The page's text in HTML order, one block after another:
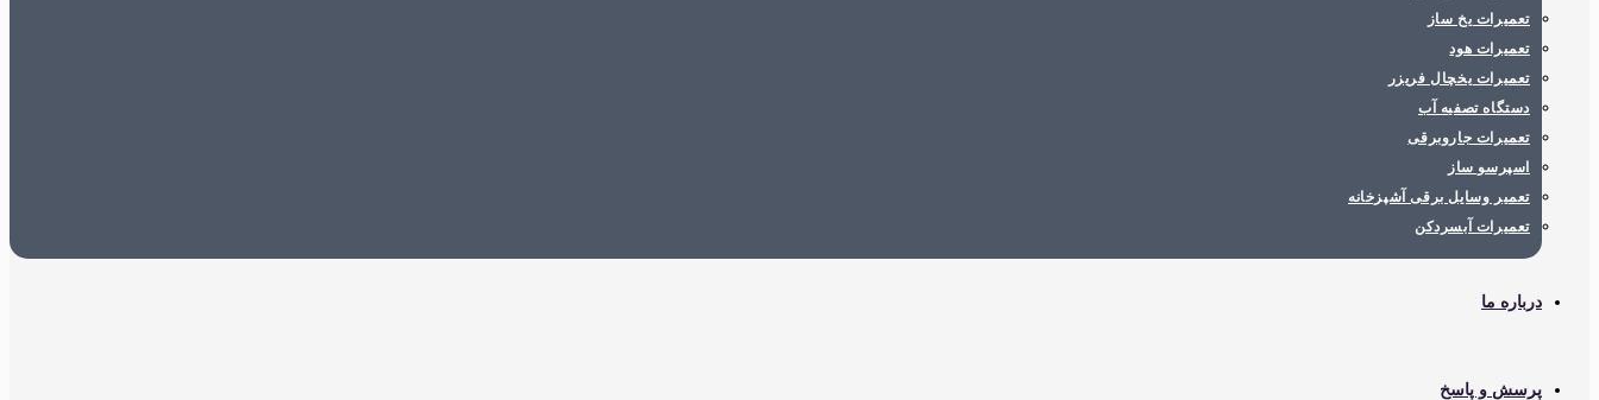
تعمیرات یخ ساز
تعمیرات هود
تعمیرات یخچال فریزر
دستگاه تصفیه آب
تعمیرات جاروبرقی
اسپرسو ساز
تعمیر وسایل برقی آشپزخانه
تعمیرات آبسردکن
درباره ما
پرسش و پاسخ